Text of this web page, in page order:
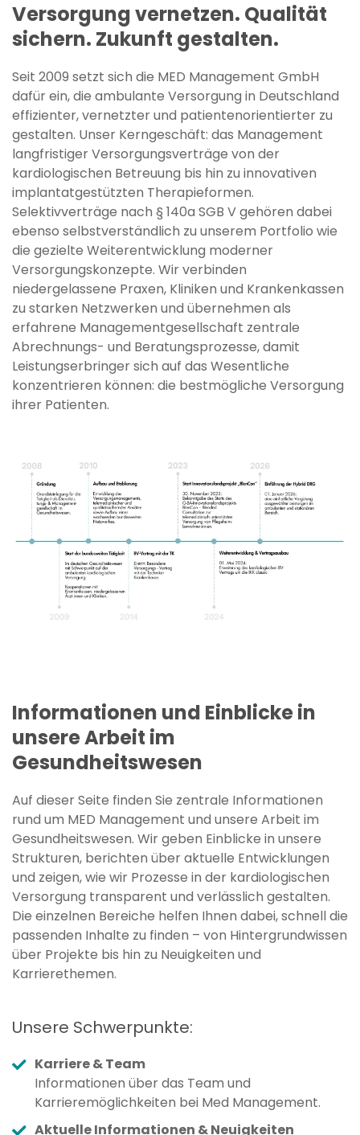
Versorgung vernetzen. Qualität
sichern. Zukunft gestalten.
Seit 2009 setzt sich die MED Management GmbH
dafür ein, die ambulante Versorgung in Deutschland
effizienter, vernetzter und patientenorientierter zu
gestalten. Unser Kerngeschäft: das Management
langfristiger Versorgungsverträge von der
kardiologischen Betreuung bis hin zu innovativen
implantatgestützten Therapieformen.
Selektivverträge nach § 140a SGB V gehören dabei
ebenso selbstverständlich zu unserem Portfolio wie
die gezielte Weiterentwicklung moderner
Versorgungskonzepte. Wir verbinden
niedergelassene Praxen, Kliniken und Krankenkassen
zu starken Netzwerken und übernehmen als
erfahrene Managementgesellschaft zentrale
Abrechnungs- und Beratungsprozesse, damit
Leistungserbringer sich auf das Wesentliche
konzentrieren können: die bestmögliche Versorgung
ihrer Patienten.
Informationen und Einblicke in
unsere Arbeit im
Gesundheitswesen
Auf dieser Seite finden Sie zentrale Informationen
rund um MED Management und unsere Arbeit im
Gesundheitswesen. Wir geben Einblicke in unsere
Strukturen, berichten über aktuelle Entwicklungen
und zeigen, wie wir Prozesse in der kardiologischen
Versorgung transparent und verlässlich gestalten.
Die einzelnen Bereiche helfen Ihnen dabei, schnell die
passenden Inhalte zu finden – von Hintergrundwissen
über Projekte bis hin zu Neuigkeiten und
Karrierethemen.
Unsere Schwerpunkte:
Karriere & Team
Informationen über das Team und
Karrieremöglichkeiten bei Med Management.
Aktuelle Informationen & Neuigkeiten